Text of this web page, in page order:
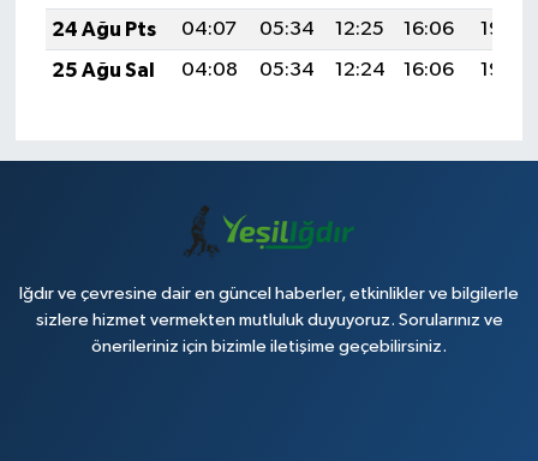
24 Ağu Pts
04:07 05:34 12:25 16:06
19:06
25 Ağu Sal
04:08 05:34 12:24 16:06 19:04
Iğdır ve çevresine dair en güncel haberler, etkinlikler ve bilgilerle
sizlere hizmet vermekten mutluluk duyuyoruz. Sorularınız ve
önerileriniz için bizimle iletişime geçebilirsiniz.